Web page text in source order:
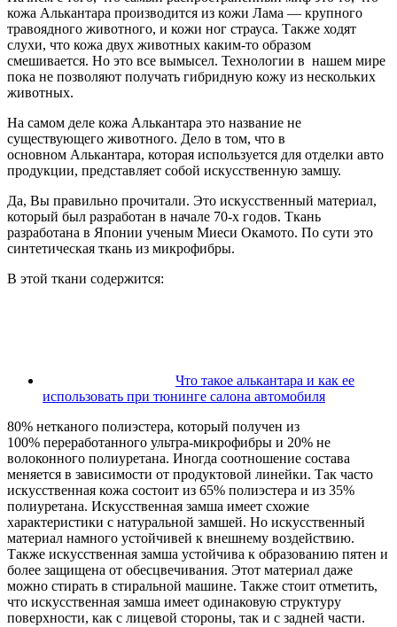
кожа Алькантара производится из кожи Лама — крупного
травоядного животного, и кожи ног страуса. Также ходят
слухи, что кожа двух животных каким-то образом
смешивается. Но это все вымысел. Технологии в нашем мире
пока не позволяют получать гибридную кожу из нескольких
животных.
На самом деле кожа Алькантара это название не
существующего животного. Дело в том, что в
основном Алькантара, которая используется для отделки авто
продукции, представляет собой искусственную замшу.
Да, Вы правильно прочитали. Это искусственный материал,
который был разработан в начале 70-х годов. Ткань
разработана в Японии ученым Миеси Окамото. По сути это
синтетическая ткань из микрофибры.
В этой ткани содержится:
Что такое алькантара и как ее
использовать при тюнинге салона автомобиля
80% нетканого полиэстера, который получен из
100% переработанного ультра-микрофибры и 20% не
волоконного полиуретана. Иногда соотношение состава
меняется в зависимости от продуктовой линейки. Так часто
искусственная кожа состоит из 65% полиэстера и из 35%
полиуретана. Искусственная замша имеет схожие
характеристики с натуральной замшей. Но искусственный
материал намного устойчивей к внешнему воздействию.
Также искусственная замша устойчива к образованию пятен и
более защищена от обесцвечивания. Этот материал даже
можно стирать в стиральной машине. Также стоит отметить,
что искусственная замша имеет одинаковую структуру
поверхности, как с лицевой стороны, так и с задней части.